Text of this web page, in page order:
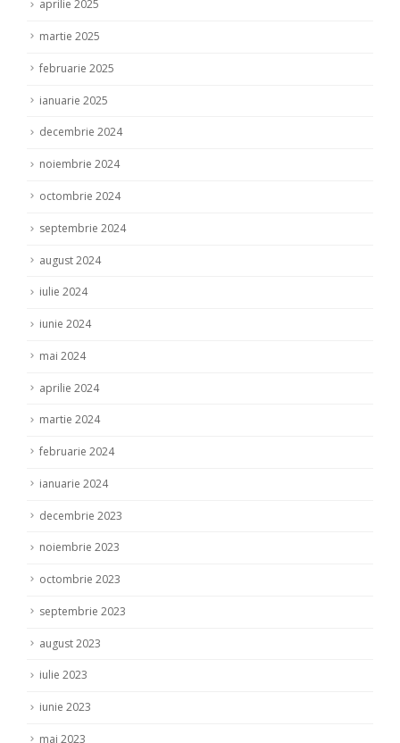
aprilie 2025
martie 2025
februarie 2025
ianuarie 2025
decembrie 2024
noiembrie 2024
octombrie 2024
septembrie 2024
august 2024
iulie 2024
iunie 2024
mai 2024
aprilie 2024
martie 2024
februarie 2024
ianuarie 2024
decembrie 2023
noiembrie 2023
octombrie 2023
septembrie 2023
august 2023
iulie 2023
iunie 2023
mai 2023